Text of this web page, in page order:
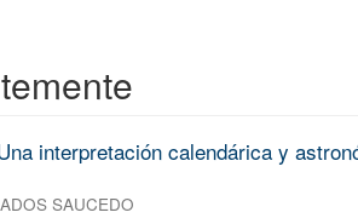
interpretación calendárica y
SAUCEDO